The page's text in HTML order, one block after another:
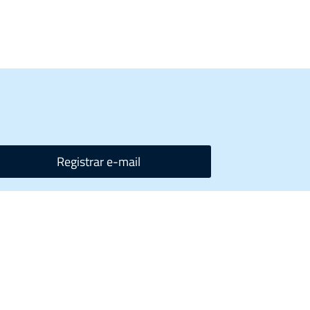
Registrar e-mail